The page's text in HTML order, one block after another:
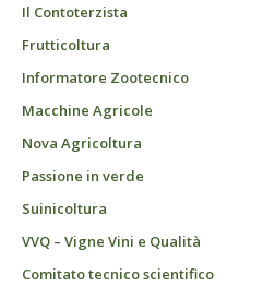
Il Contoterzista
Frutticoltura
Informatore Zootecnico
Macchine Agricole
Nova Agricoltura
Passione in verde
Suinicoltura
VVQ – Vigne Vini e Qualità
Comitato tecnico scientifico